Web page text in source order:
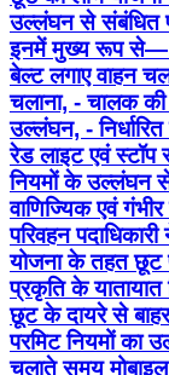
उल्लंघन से संबंधित
इनमें मुख्य रूप से— -
बेल्ट लगाए वाहन
चलाना, - चालक की
उल्लंघन, -
रेड लाइट एवं स्टॉप
नियमों के उल्लंघन से
वाणिज्यिक एवं
परिवहन
योजना के तहत छूट
प्रकृति के
छूट के दायरे से
परमिट नियमों का
चलाते समय